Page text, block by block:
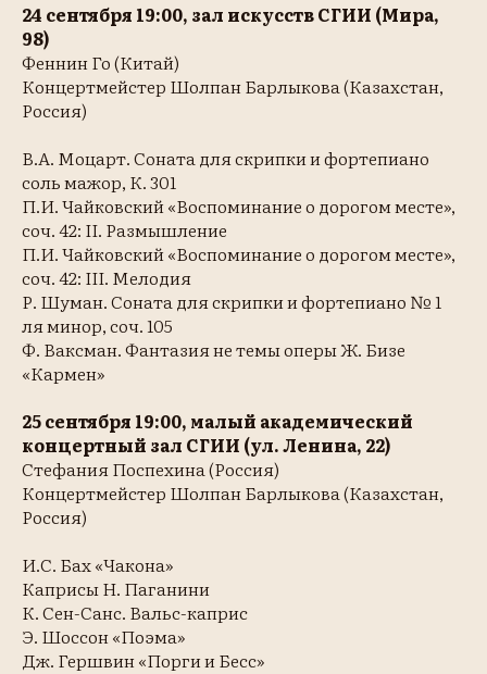
24 сентября 19:00, зал искусств СГИИ (Мира,
98)
Феннин Го (Китай)
Концертмейстер Шолпан Барлыкова (Казахстан,
Россия)
В.А. Моцарт. Соната для скрипки и фортепиано
соль мажор, К. 301
П.И. Чайковский «Воспоминание о дорогом месте»,
соч. 42: II. Размышление
П.И. Чайковский «Воспоминание о дорогом месте»,
соч. 42: III. Мелодия
Р. Шуман. Соната для скрипки и фортепиано № 1
ля минор, соч. 105
Ф. Ваксман. Фантазия не темы оперы Ж. Бизе
«Кармен»
25 сентября 19:00, малый академический
концертный зал СГИИ (ул. Ленина, 22)
Стефания Поспехина (Россия)
Концертмейстер Шолпан Барлыкова (Казахстан,
Россия)
И.С. Бах «Чакона»
Каприсы Н. Паганини
К. Сен-Санс. Вальс-каприс
Э. Шоссон «Поэма»
Дж. Гершвин «Порги и Бесс»